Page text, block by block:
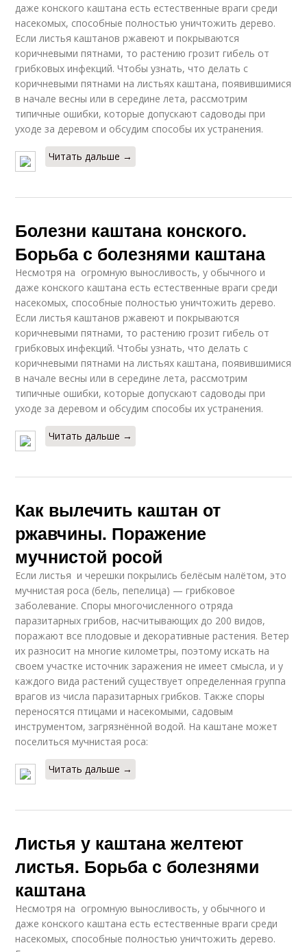
даже конского каштана есть естественные враги среди
насекомых, способные полностью уничтожить дерево.
Если листья каштанов ржавеют и покрываются
коричневыми пятнами, то растению грозит гибель от
грибковых инфекций. Чтобы узнать, что делать с
коричневыми пятнами на листьях каштана, появившимися
в начале весны или в середине лета, рассмотрим
типичные ошибки, которые допускают садоводы при
уходе за деревом и обсудим способы их устранения.
Читать дальше →
Болезни каштана конского.
Борьба с болезнями каштана
Несмотря на огромную выносливость, у обычного и
даже конского каштана есть естественные враги среди
насекомых, способные полностью уничтожить дерево.
Если листья каштанов ржавеют и покрываются
коричневыми пятнами, то растению грозит гибель от
грибковых инфекций. Чтобы узнать, что делать с
коричневыми пятнами на листьях каштана, появившимися
в начале весны или в середине лета, рассмотрим
типичные ошибки, которые допускают садоводы при
уходе за деревом и обсудим способы их устранения.
Читать дальше →
Как вылечить каштан от
ржавчины. Поражение
мучнистой росой
Если листья и черешки покрылись белёсым налётом, это
мучнистая роса (бель, пепелица) — грибковое
заболевание. Споры многочисленного отряда
паразитарных грибов, насчитывающих до 200 видов,
поражают все плодовые и декоративные растения. Ветер
их разносит на многие километры, поэтому искать на
своем участке источник заражения не имеет смысла, и у
каждого вида растений существует определенная группа
врагов из числа паразитарных грибков. Также споры
переносятся птицами и насекомыми, садовым
инструментом, загрязнённой водой. На каштане может
поселиться мучнистая роса:
Читать дальше →
Листья у каштана желтеют
листья. Борьба с болезнями
каштана
Несмотря на огромную выносливость, у обычного и
даже конского каштана есть естественные враги среди
насекомых, способные полностью уничтожить дерево.